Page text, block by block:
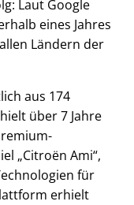
Laut Google
eines Jahres
Ländern der
aus 174
über 7 Jahre
Citroën Ami ,
für
erhielt